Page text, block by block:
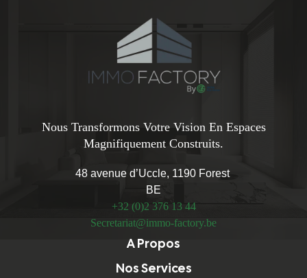
Nous Transformons Votre Vision En Espaces
Magnifiquement Construits.
48 avenue d’Uccle, 1190 Forest
BE
+32 (0)2 376 13 44
Secretariat@immo-factory.be
A Propos
Nos Services